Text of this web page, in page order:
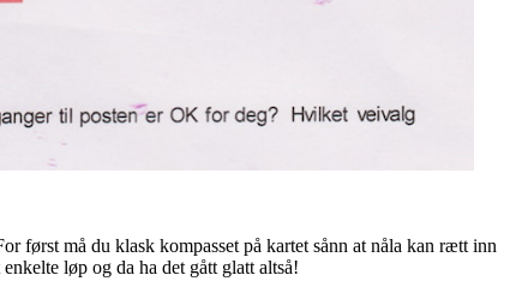
først må du klask kompasset på kartet sånn at nåla kan rætt inn
løp og da ha det gått glatt altså!